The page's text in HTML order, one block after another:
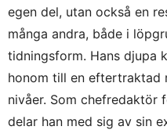
egen del, utan också en
många andra, både i
tidningsform. Hans djupa
honom till en eftertraktad
nivåer. Som chefredaktör
delar han med sig av sin